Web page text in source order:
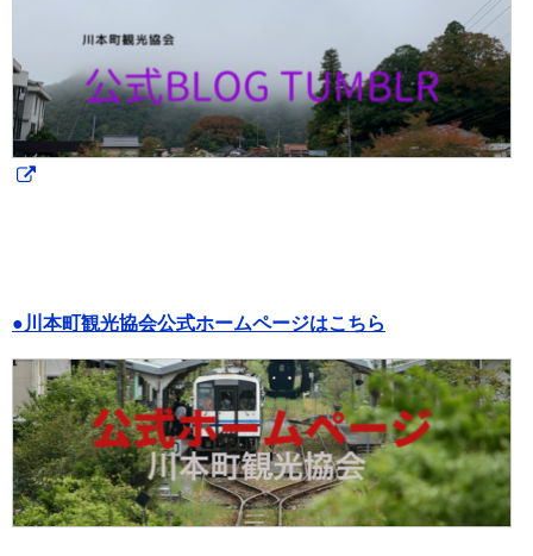
●川本町観光協会公式ホームページはこちら